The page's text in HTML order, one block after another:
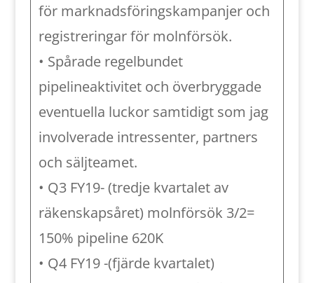
för marknadsföringskampanjer och
registreringar för molnförsök.
• Spårade regelbundet
pipelineaktivitet och överbryggade
eventuella luckor samtidigt som jag
involverade intressenter, partners
och säljteamet.
• Q3 FY19- (tredje kvartalet av
räkenskapsåret) molnförsök 3/2=
150% pipeline 620K
• Q4 FY19 -(fjärde kvartalet)